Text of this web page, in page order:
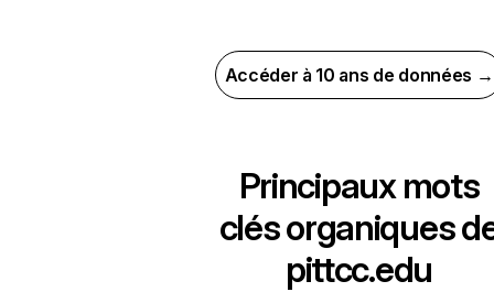
Accéder à 10 ans de données →
Principaux mots
clés organiques
pittcc.edu